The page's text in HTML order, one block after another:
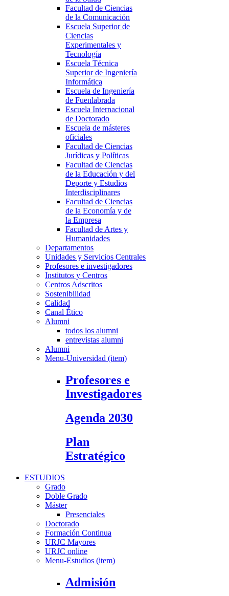
Facultad de Ciencias
de la Comunicación
Escuela Superior de
Ciencias
Experimentales y
Tecnología
Escuela Técnica
Superior de Ingeniería
Informática
Escuela de Ingeniería
de Fuenlabrada
Escuela Internacional
de Doctorado
Escuela de másteres
oficiales
Facultad de Ciencias
Jurídicas y Políticas
Facultad de Ciencias
de la Educación y del
Deporte y Estudios
Interdisciplinares
Facultad de Ciencias
de la Economía y de
la Empresa
Facultad de Artes y
Humanidades
Departamentos
Unidades y Servicios Centrales
Profesores e investigadores
Institutos y Centros
Centros Adscritos
Sostenibilidad
Calidad
Canal Ético
Alumni
todos los alumni
entrevistas alumni
Alumni
Menu-Universidad (item)
Profesores e
Investigadores
Agenda 2030
Plan
Estratégico
ESTUDIOS
Grado
Doble Grado
Máster
Presenciales
Doctorado
Formación Continua
URJC Mayores
URJC online
Menu-Estudios (item)
Admisión